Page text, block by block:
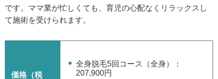
です。ママ業が忙しくても、育児の心配なくリラックスし
て施術を受けられます。
価格（税
全身脱毛5回コース（全身）：
207,900円